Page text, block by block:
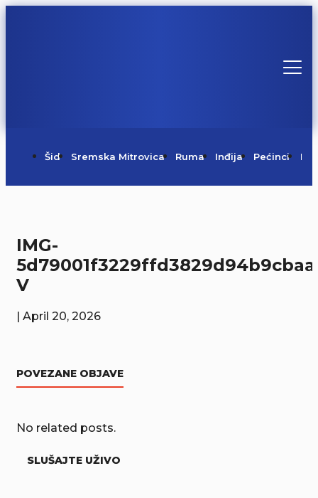
Šid Sremska Mitrovica Ruma Inđija Pećinci Irig
IMG-
V
| April 20, 2026
POVEZANE OBJAVE
No related posts.
SLUŠAJTE UŽIVO